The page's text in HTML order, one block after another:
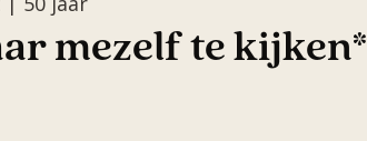
mezelf te kijken*